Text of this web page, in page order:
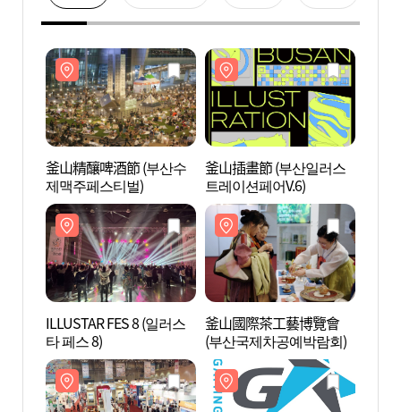
釜山精釀啤酒節 (부산수
제맥주페스티벌)
釜山插畫節 (부산일러스
트레이션페어V.6)
ILLUSTAR FES 8 (일러스
타 페스 8)
釜山國際茶工藝博覽會
(부산국제차공예박람회)